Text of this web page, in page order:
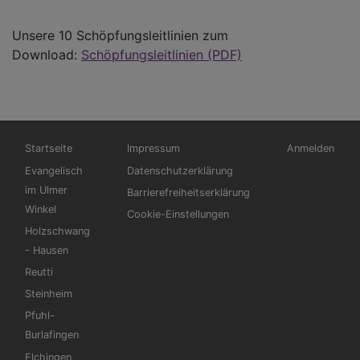
Unsere 10 Schöpfungsleitlinien zum
Download: Schöpfungsleitlinien (PDF)
Hauptnavigation
Startseite
Evangelisch
im Ulmer
Winkel
Holzschwang
- Hausen
Reutti
Steinheim
Pfuhl-
Burlafingen
Elchingen
Fußbereichsmenü
Impressum
Datenschutzerklärung
Barrierefreiheitserklärung
Cookie-Einstellungen
Anmelden